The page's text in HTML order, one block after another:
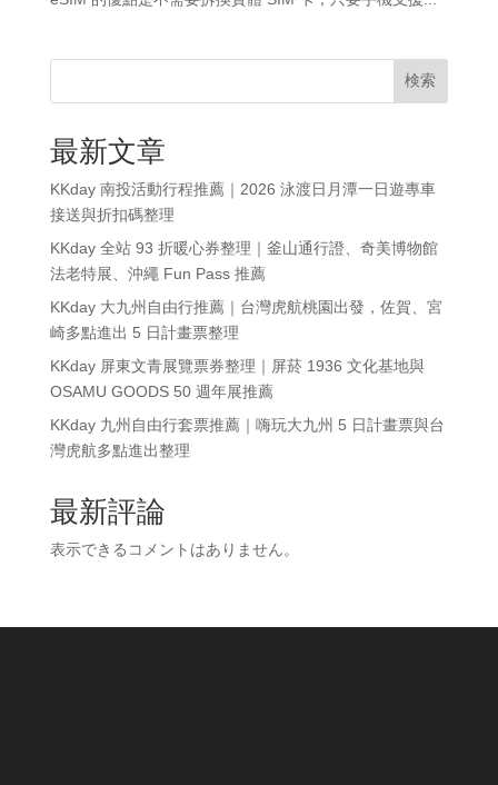
検索
最新文章
KKday 南投活動行程推薦｜2026 泳渡日月潭一日遊專車
接送與折扣碼整理
KKday 全站 93 折暖心券整理｜釜山通行證、奇美博物館
法老特展、沖繩 Fun Pass 推薦
KKday 大九州自由行推薦｜台灣虎航桃園出發，佐賀、宮
崎多點進出 5 日計畫票整理
KKday 屏東文青展覽票券整理｜屏菸 1936 文化基地與
OSAMU GOODS 50 週年展推薦
KKday 九州自由行套票推薦｜嗨玩大九州 5 日計畫票與台
灣虎航多點進出整理
最新評論
表示できるコメントはありません。